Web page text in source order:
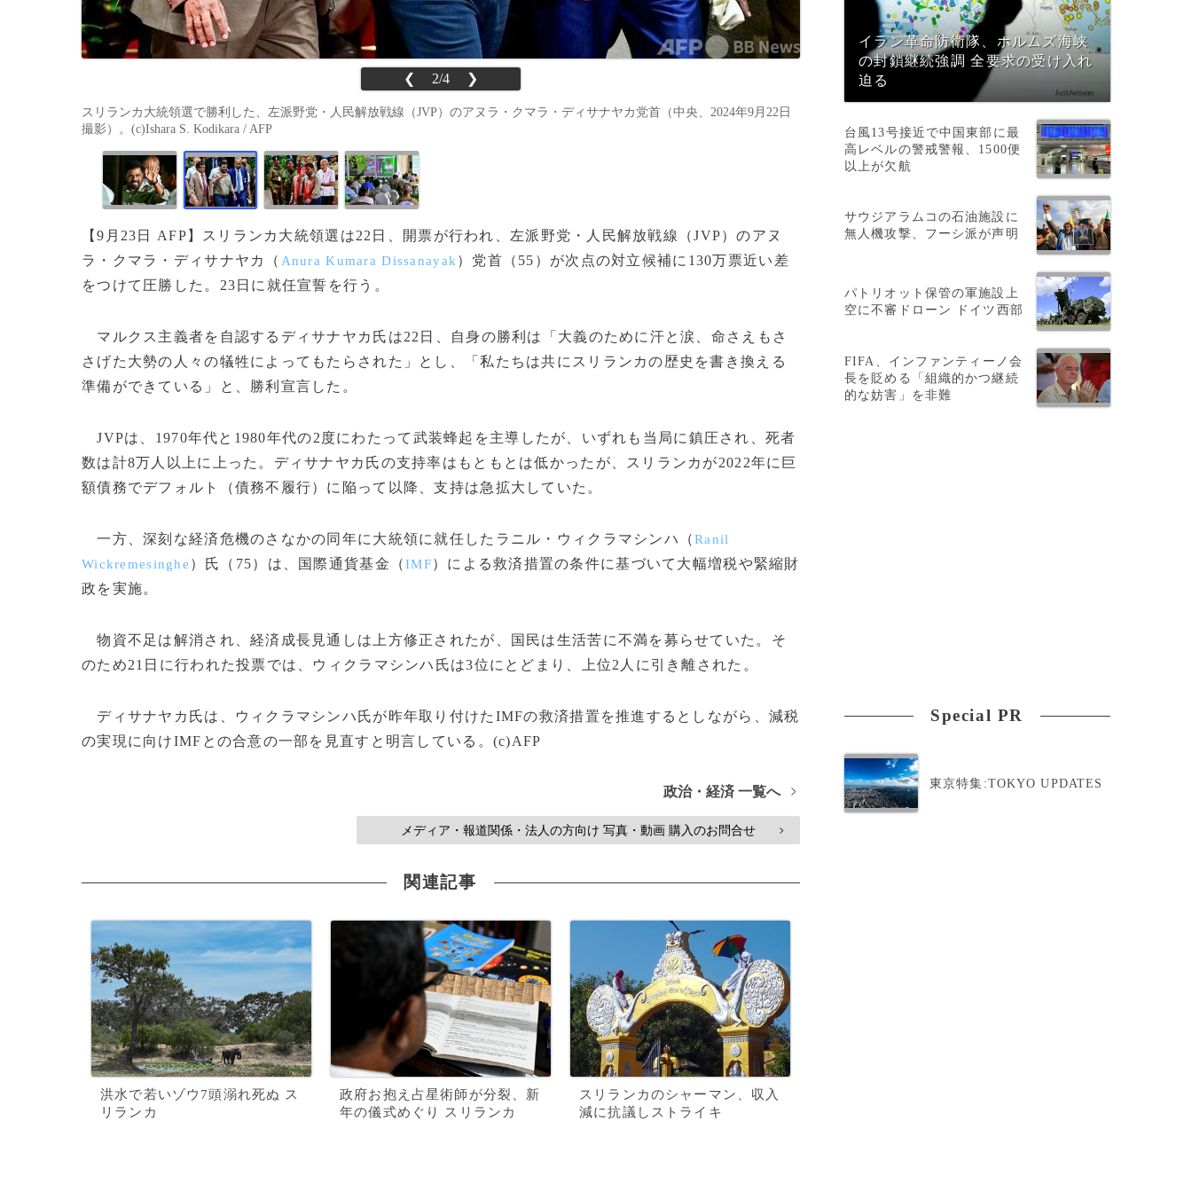
❮ 2/4 ❯
スリランカ大統領選で勝利した、左派野党・人民解放戦線（JVP）のアヌラ・クマラ・ディサナヤカ党首（中央、2024年9月22日
撮影）。(c)Ishara S. Kodikara / AFP
【9月23日 AFP】スリランカ大統領選は22日、開票が行われ、左派野党・人民解放戦線（JVP）のアヌ
ラ・クマラ・ディサナヤカ（ Anura Kumara Dissanayak ）党首（55）が次点の対立候補に130万票近い差
をつけて圧勝した。23日に就任宣誓を行う。
マルクス主義者を自認するディサナヤカ氏は22日、自身の勝利は「大義のために汗と涙、命さえもさ
さげた大勢の人々の犠牲によってもたらされた」とし、「私たちは共にスリランカの歴史を書き換える
準備ができている」と、勝利宣言した。
JVPは、1970年代と1980年代の2度にわたって武装蜂起を主導したが、いずれも当局に鎮圧され、死者
数は計8万人以上に上った。ディサナヤカ氏の支持率はもともとは低かったが、スリランカが2022年に巨
額債務でデフォルト（債務不履行）に陥って以降、支持は急拡大していた。
一方、深刻な経済危機のさなかの同年に大統領に就任したラニル・ウィクラマシンハ（Ranil
Wickremesinghe ）氏（75）は、国際通貨基金（IMF）による救済措置の条件に基づいて大幅増税や緊縮財
政を実施。
物資不足は解消され、経済成長見通しは上方修正されたが、国民は生活苦に不満を募らせていた。そ
のため21日に行われた投票では、ウィクラマシンハ氏は3位にとどまり、上位2人に引き離された。
ディサナヤカ氏は、ウィクラマシンハ氏が昨年取り付けたIMFの救済措置を推進するとしながら、減税
の実現に向けIMFとの合意の一部を見直すと明言している。(c)AFP
政治・経済 一覧へ >
メディア・報道関係・法人の方向け 写真・動画 購入のお問合せ >
関連記事
洪水で若いゾウ7頭溺れ死ぬ ス
リランカ
政府お抱え占星術師が分裂、新
年の儀式めぐり スリランカ
スリランカのシャーマン、収入
減に抗議しストライキ
イラン革命防衛隊、ホルムズ海峡
の封鎖継続強調 全要求の受け入れ
迫る
台風13号接近で中国東部に最
高レベルの警戒警報、1500便
以上が欠航
サウジアラムコの石油施設に
無人機攻撃、フーシ派が声明
パトリオット保管の軍施設上
空に不審ドローン ドイツ西部
FIFA、インファンティーノ会
長を貶める「組織的かつ継続
的な妨害」を非難
Special PR
東京特集:TOKYO UPDATES